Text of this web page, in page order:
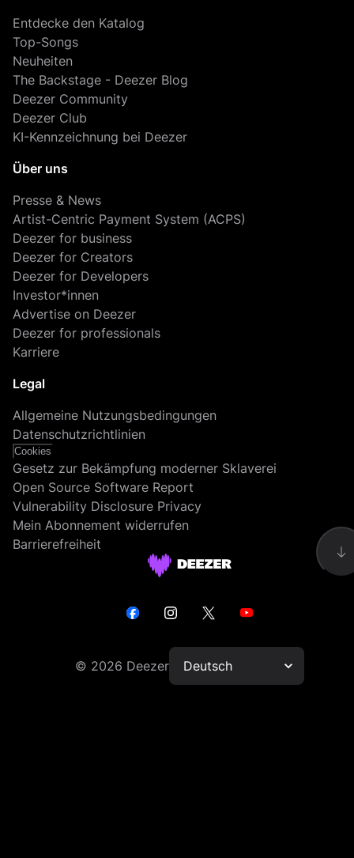
Entdecke den Katalog
Top-Songs
Neuheiten
The Backstage - Deezer Blog
Deezer Community
Deezer Club
KI-Kennzeichnung bei Deezer
Über uns
Presse & News
Artist-Centric Payment System (ACPS)
Deezer for business
Deezer for Creators
Deezer for Developers
Investor*innen
Advertise on Deezer
Deezer for professionals
Karriere
Legal
Allgemeine Nutzungsbedingungen
Datenschutzrichtlinien
Cookies
Gesetz zur Bekämpfung moderner Sklaverei
Open Source Software Report
Vulnerability Disclosure Privacy
Mein Abonnement widerrufen
Barrierefreiheit
© 2026 Deezer